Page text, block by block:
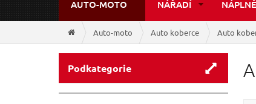
AUTO-MOTO NÁŘADÍ
Auto-moto Auto koberce Auto
Podkategorie